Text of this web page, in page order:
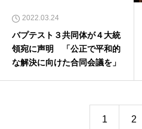
2022.03.24
バプテスト３共同体が４大統
領宛に声明 「公正で平和的
な解決に向けた合同会議を」
1 2